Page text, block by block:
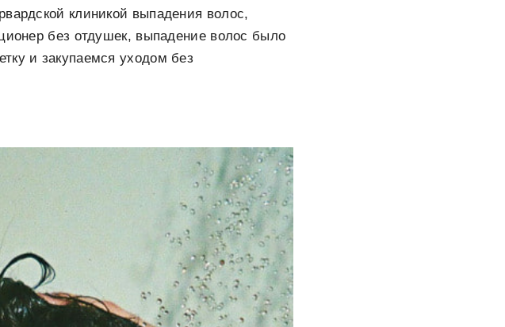
клиникой выпадения волос,
без отдушек, выпадение волос было
и закупаемся уходом без